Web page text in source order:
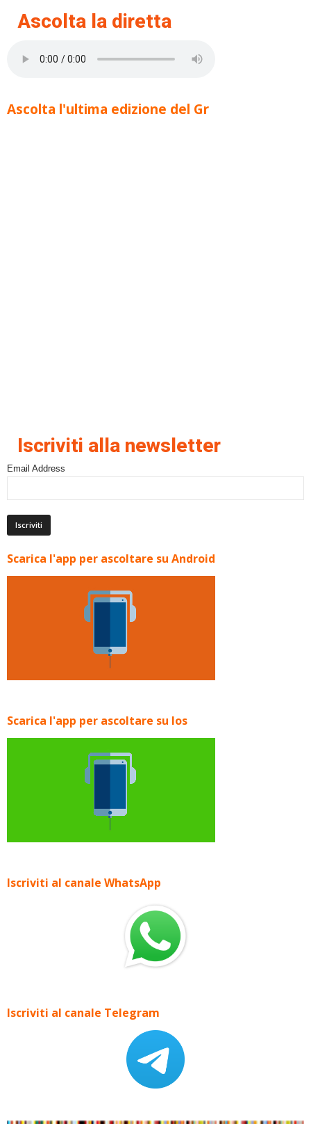
Ascolta la diretta
Ascolta l'ultima edizione del Gr
Iscriviti alla newsletter
Email Address
Scarica l'app per ascoltare su Android
Scarica l'app per ascoltare su Ios
Iscriviti al canale WhatsApp
Iscriviti al canale Telegram